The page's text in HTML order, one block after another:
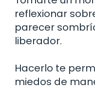
reflexionar
parecer
liberador.
Hacerlo te
miedos de